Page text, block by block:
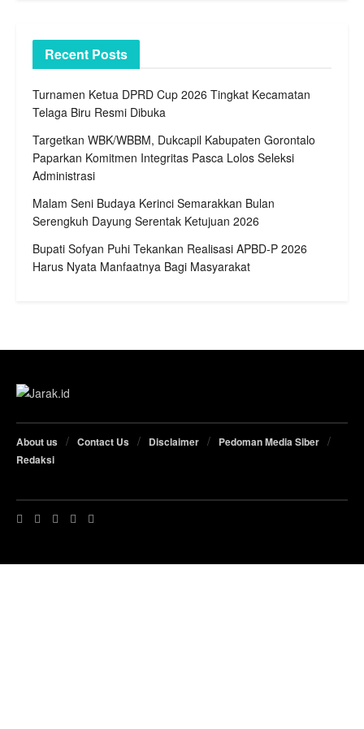
Recent Posts
Turnamen Ketua DPRD Cup 2026 Tingkat Kecamatan
Telaga Biru Resmi Dibuka
Targetkan WBK/WBBM, Dukcapil Kabupaten Gorontalo
Paparkan Komitmen Integritas Pasca Lolos Seleksi
Administrasi
Malam Seni Budaya Kerinci Semarakkan Bulan
Serengkuh Dayung Serentak Ketujuan 2026
Bupati Sofyan Puhi Tekankan Realisasi APBD-P 2026
Harus Nyata Manfaatnya Bagi Masyarakat
About us Contact Us Disclaimer
Pedoman Media Siber
Redaksi